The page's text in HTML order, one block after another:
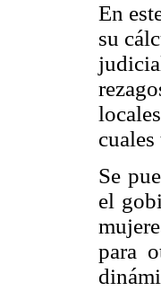
En
su
Se
el
para